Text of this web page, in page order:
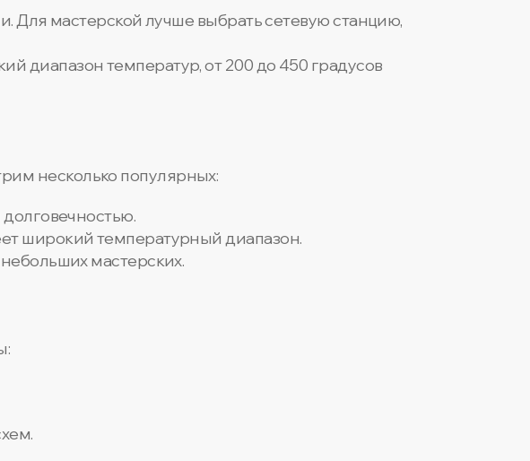
Для мастерской лучше выбрать сетевую станцию,
диапазон температур, от 200 до 450 градусов
несколько популярных:
широкий температурный диапазон.
мастерских.